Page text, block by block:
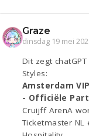
Graze
dinsdag 19 mei
Dit zegt
Styles:
Amsterdam
- Officiële
Cruijff ArenA
Ticketmaster